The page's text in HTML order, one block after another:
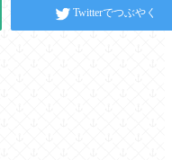
Twitterでつぶやく